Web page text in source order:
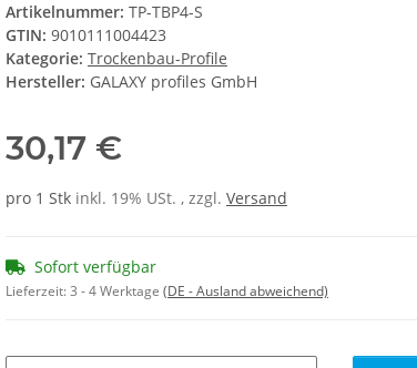
Artikelnummer: TP-TBP4-S
GTIN: 9010111004423
Kategorie: Trockenbau-Profile
Hersteller: GALAXY profiles GmbH
30,17 €
pro 1 Stk inkl. 19% USt. , zzgl. Versand
Sofort verfügbar
Lieferzeit:3 - 4 Werktage (DE - Ausland abweichend)